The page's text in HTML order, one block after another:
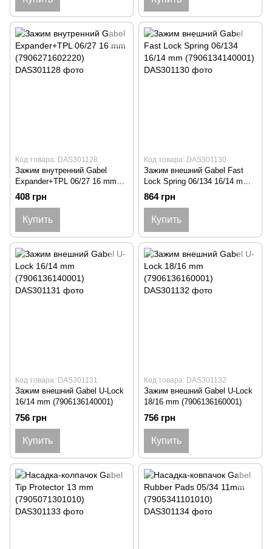
Код товара: DAS301128
Зажим внутренний Gabel
Expander+TPL 06/27 16 mm
(7906271602220)
408 грн
Купить
Код товара: DAS301130
Зажим внешний Gabel Fast
Lock Spring 06/134 16/14 mm
(7906134140001)
864 грн
Купить
Код товара: DAS301131
Зажим внешний Gabel U-Lock
16/14 mm (7906136140001)
756 грн
Купить
Код товара: DAS301132
Зажим внешний Gabel U-Lock
18/16 mm (7906136160001)
756 грн
Купить